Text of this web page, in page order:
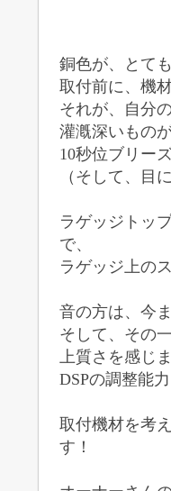
銅色が、とて
取付前に、機
それが、自分
灌漑深いもの
10秒位ブリー
（そして、目
ラゲッジトッ
で、
ラゲッジ上の
音の方は、今
そして、その
上質さを感じ
DSPの調整能
取付機材を考
す！